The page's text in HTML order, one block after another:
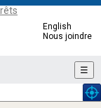
English
Nous joindre
☰